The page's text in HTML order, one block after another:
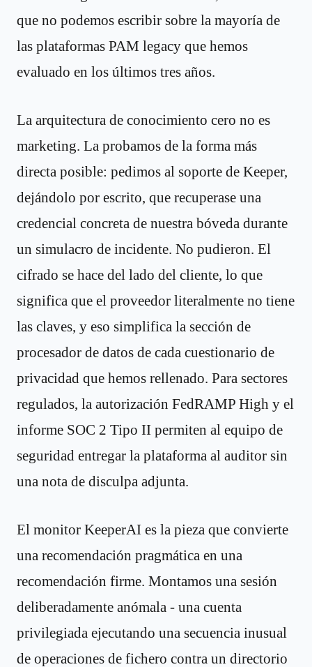
que no podemos escribir sobre la mayoría de
las plataformas PAM legacy que hemos
evaluado en los últimos tres años.
La arquitectura de conocimiento cero no es
marketing. La probamos de la forma más
directa posible: pedimos al soporte de Keeper,
dejándolo por escrito, que recuperase una
credencial concreta de nuestra bóveda durante
un simulacro de incidente. No pudieron. El
cifrado se hace del lado del cliente, lo que
significa que el proveedor literalmente no tiene
las claves, y eso simplifica la sección de
procesador de datos de cada cuestionario de
privacidad que hemos rellenado. Para sectores
regulados, la autorización FedRAMP High y el
informe SOC 2 Tipo II permiten al equipo de
seguridad entregar la plataforma al auditor sin
una nota de disculpa adjunta.
El monitor KeeperAI es la pieza que convierte
una recomendación pragmática en una
recomendación firme. Montamos una sesión
deliberadamente anómala - una cuenta
privilegiada ejecutando una secuencia inusual
de operaciones de fichero contra un directorio